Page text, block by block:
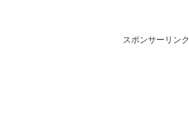
スポンサーリンク